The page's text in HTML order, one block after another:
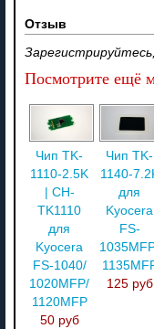
Отзыв
Посмотрите ещё
Чип TK-
1110-2.5K
| CH-
TK1110
для
Kyocera
FS-1040/
1020MFP/
1120MFP
50 руб
Чип TK-
1140-
для
Kyocera
FS-
125 руб